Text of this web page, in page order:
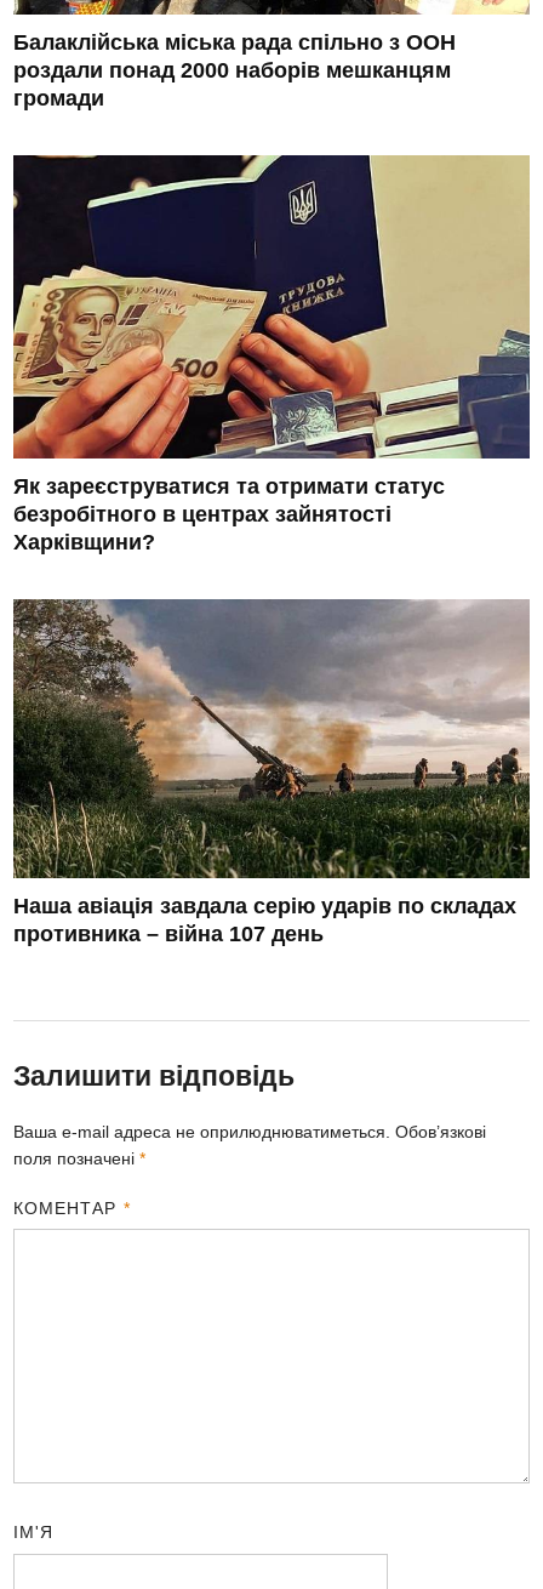
Балаклійська міська рада спільно з ООН
роздали понад 2000 наборів мешканцям
громади
Як зареєструватися та отримати статус
безробітного в центрах зайнятості
Харківщини?
Наша авіація завдала серію ударів по складах
противника – війна 107 день
Залишити відповідь
Ваша e-mail адреса не оприлюднюватиметься. Обов’язкові
поля позначені*
КОМЕНТАР *
ІМ'Я